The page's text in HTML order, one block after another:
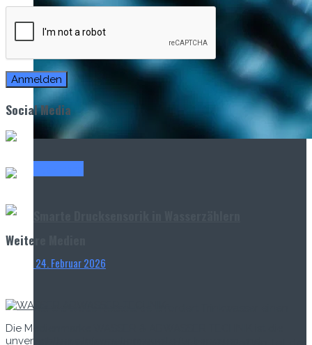
24. Februar 2026
Social Media
Weitere Medien
Die Medienmarke WASSER & ABWASSER TECHNIK ist die
unverzichtbare Informationsquelle für Experten und